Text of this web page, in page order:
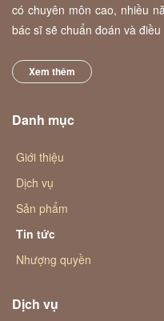
có chuyên môn cao, nhiều
bác sĩ sẽ chuẩn đoán và
Xem thêm
Danh mục
Giới thiệu
Dịch vụ
Sản phẩm
Tin tức
Nhượng quyền
Dịch vụ